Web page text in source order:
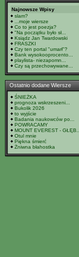
Najnowsze Wpisy
slam?
...moje wiersze
Co to jest poezja?
"Na początku było sł...
Ksiądz Jan Twardowski
FRASZKI
Czy ten portal "umarł"?
Bank wysokooprocento...
playlista- niezapomn...
Czy są przechowywane...
Ostatnio dodane Wiersze
ŚNIEŻKA
prognoza wskrzeszeni...
Bukolik 2026
to wyjście
Badania naukowców po...
POWRACAMY
MOUNT EVEREST - GŁĘB...
Otul mnie
Piękna śmierć
Żniwna błahostka